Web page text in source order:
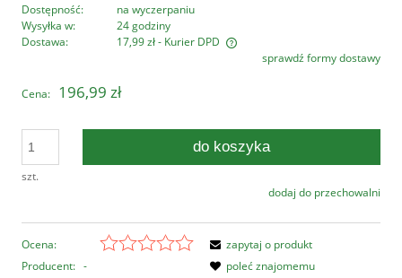
Dostępność:
na wyczerpaniu
Wysyłka w:
24 godziny
Dostawa:
17,99 zł- Kurier DPD
Cena nie zawiera ewentualnych kosztów płatnościsprawdź formy dostawy
Cena: 196,99 zł
szt.
do koszyka
dodaj do przechowalni
Ocena:
Producent: -
zapytaj o produkt
poleć znajomemu